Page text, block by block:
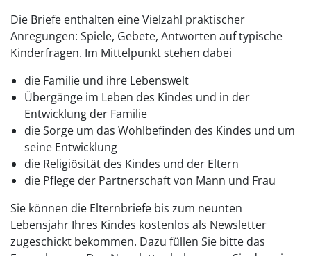
Die Briefe enthalten eine Vielzahl praktischer
Anregungen: Spiele, Gebete, Antworten auf typische
Kinderfragen. Im Mittelpunkt stehen dabei
die Familie und ihre Lebenswelt
Übergänge im Leben des Kindes und in der
Entwicklung der Familie
die Sorge um das Wohlbefinden des Kindes und um
seine Entwicklung
die Religiösität des Kindes und der Eltern
die Pflege der Partnerschaft von Mann und Frau
Sie können die Elternbriefe bis zum neunten
Lebensjahr Ihres Kindes kostenlos als Newsletter
zugeschickt bekommen. Dazu füllen Sie bitte das